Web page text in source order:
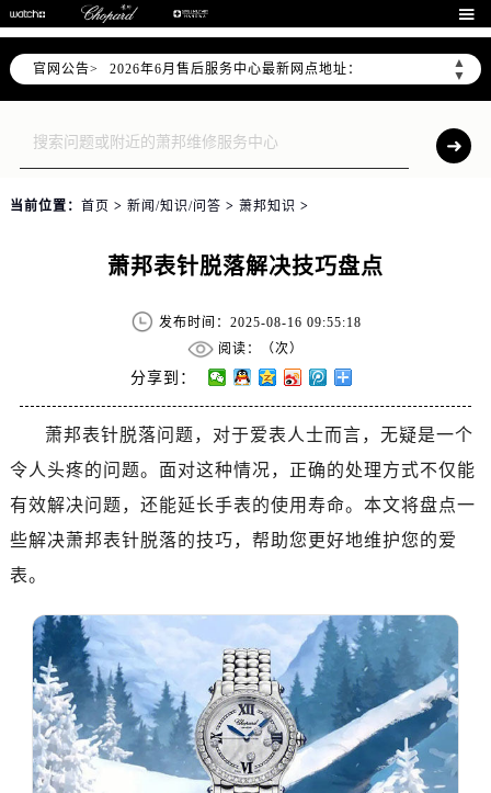

官网公告>
▲
▼
2026年6月北京市售后服务网络优化升级公告
2026年6月北京市官方售后客户服务热线：
2026年6月售后服务中心最新网点地址：
北京市东城区东长安街1号东方广场写字楼W3座6层602室（需提前预约）
北京市朝阳区建国门外大街甲6号华熙国际中心写字楼D座11层1102室（需提前预约）
北京市朝阳区建国门外大街甲6号华熙国际中心D座11层1102室售后服务中心（需提前预约）
当前位置： 首页 > 新闻/知识/问答 > 萧邦知识 >
萧邦表针脱落解决技巧盘点
发布时间：2025-08-16 09:55:18
阅读：（次）
分享到：
萧邦表针脱落问题，对于爱表人士而言，无疑是一个
令人头疼的问题。面对这种情况，正确的处理方式不仅能
有效解决问题，还能延长手表的使用寿命。本文将盘点一
些解决萧邦表针脱落的技巧，帮助您更好地维护您的爱
表。